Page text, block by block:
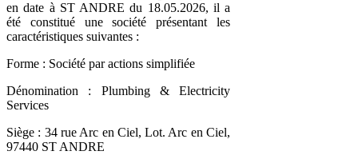
en date à ST ANDRE du 18.05.2026, il a
été constitué une société présentant les
caractéristiques suivantes :
Forme : Société par actions simplifiée
Dénomination : Plumbing & Electricity
Services
Siège : 34 rue Arc en Ciel, Lot. Arc en Ciel,
97440 ST ANDRE